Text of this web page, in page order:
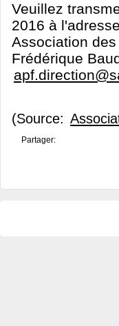
Veuillez
2016 à
Association
Frédérique
(Source:
Partager: